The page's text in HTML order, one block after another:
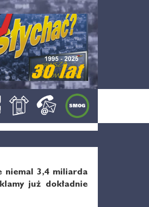
niemal 3,4 miliarda
już dokładnie